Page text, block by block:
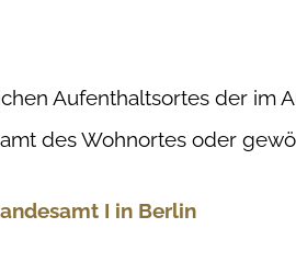
Aufenthaltsortes der im
des Wohnortes oder
I in Berlin